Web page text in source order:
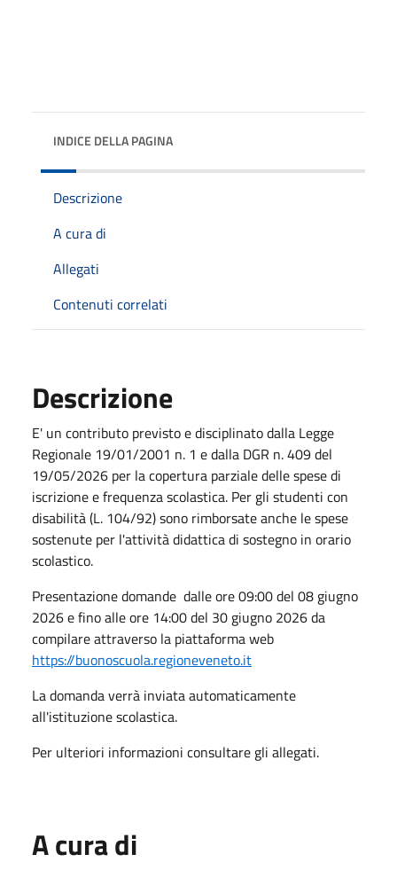
INDICE DELLA PAGINA
Descrizione
A cura di
Allegati
Contenuti correlati
Descrizione
E' un contributo previsto e disciplinato dalla Legge
Regionale 19/01/2001 n. 1 e dalla DGR n. 409 del
19/05/2026 per la copertura parziale delle spese di
iscrizione e frequenza scolastica. Per gli studenti con
disabilità (L. 104/92) sono rimborsate anche le spese
sostenute per l'attività didattica di sostegno in orario
scolastico.
Presentazione domande dalle ore 09:00 del 08 giugno
2026 e fino alle ore 14:00 del 30 giugno 2026 da
compilare attraverso la piattaforma web
https://buonoscuola.regioneveneto.it
La domanda verrà inviata automaticamente
all'istituzione scolastica.
Per ulteriori informazioni consultare gli allegati.
A cura di